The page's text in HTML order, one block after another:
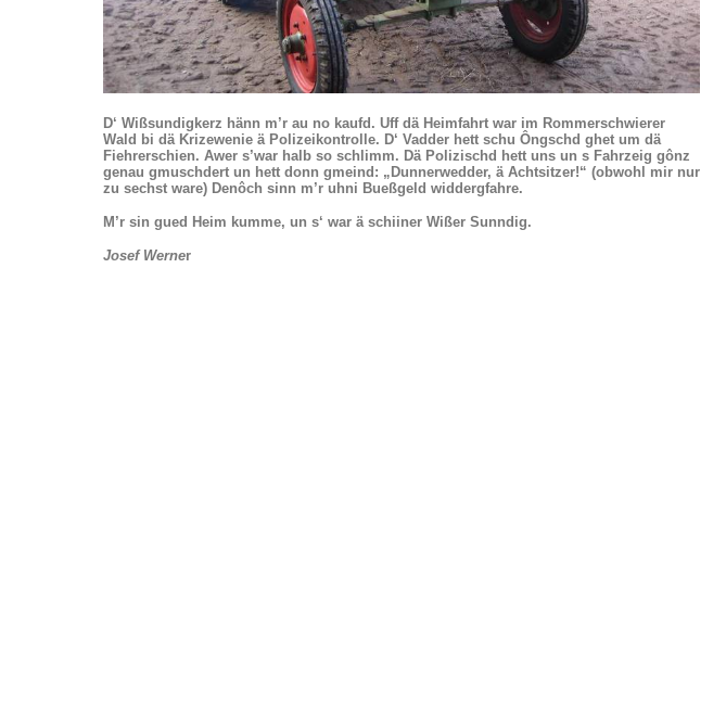
D‘ Wißsundigkerz hänn m’r au no kaufd. Uff dä Heimfahrt war im Rommerschwierer
Wald bi dä Krizewenie ä Polizeikontrolle. D‘ Vadder hett schu Ôngschd ghet um dä
Fiehrerschien. Awer s’war halb so schlimm. Dä Polizischd hett uns un s Fahrzeig gônz
genau gmuschdert un hett donn gmeind: „Dunnerwedder, ä Achtsitzer!“ (obwohl mir nur
zu sechst ware) Denôch sinn m’r uhni Bueßgeld widdergfahre.
M’r sin gued Heim kumme, un s‘ war ä schiiner Wißer Sunndig.
Josef Werner